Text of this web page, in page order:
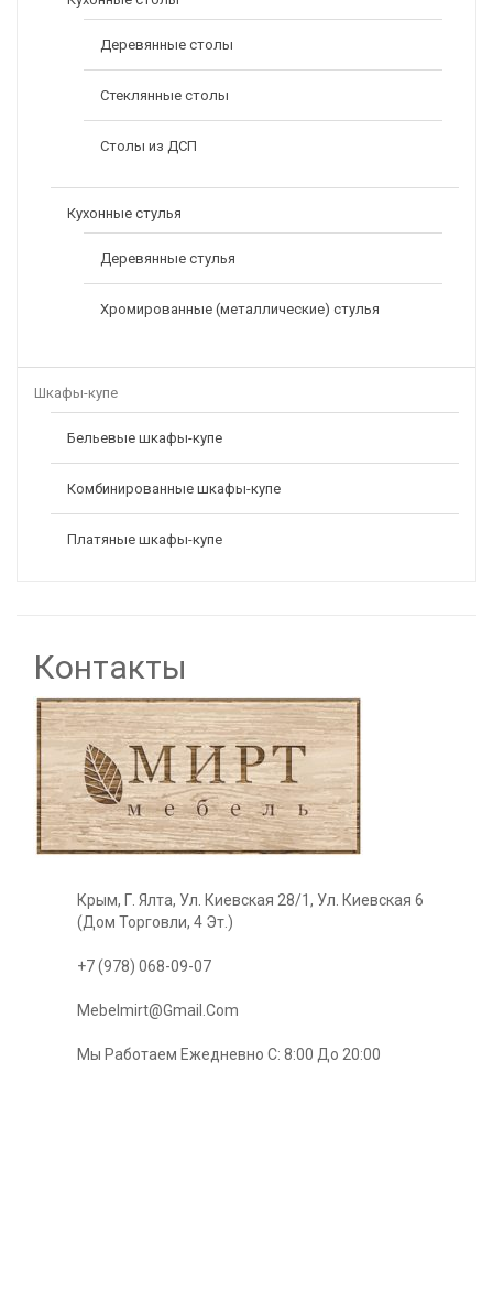
Деревянные столы
Стеклянные столы
Столы из ДСП
Кухонные стулья
Деревянные стулья
Хромированные (металлические) стулья
Шкафы-купе
Бельевые шкафы-купе
Комбинированные шкафы-купе
Платяные шкафы-купе
Контакты
Крым, Г. Ялта, Ул. Киевская 28/1, Ул. Киевская 6
(Дом Торговли, 4 Эт.)
+7 (978) 068-09-07
Mebelmirt@gmail.com
Мы Работаем Ежедневно С: 8:00 До 20:00